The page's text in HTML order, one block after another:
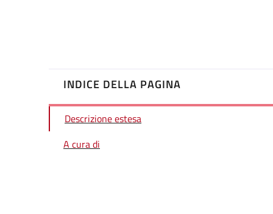
INDICE DELLA PAGINA
Descrizione estesa
A cura di